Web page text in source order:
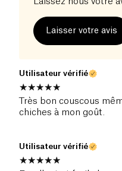
Laisser votre avis
Utilisateur vérifié
Très bon couscous
chiches à mon goût.
Utilisateur vérifié